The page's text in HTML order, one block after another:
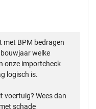
BPM bedragen
welke
onze importcheck
logisch is.
voertuig? Wees dan
schade